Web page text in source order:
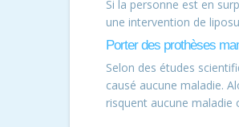
Si la personne est en
une intervention de
Porter des prothèses
Selon des études
causé aucune maladie.
risquent aucune maladie